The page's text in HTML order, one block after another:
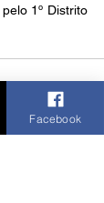
1º Distrito
Facebook